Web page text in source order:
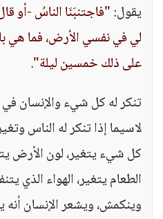
يقول:"فاجتنبَنَا الناسُ -أو
لي في نفسي الأرض، فما هي
على ذلك خمسين ليلة".
تنكر له كل شيء والإنسان في
لاسيما إذا تنكر له الناس
كل شيء يتغير، لون الأرض
الطعام يتغير، الهواء الذي
وينكمش، ويشعر الإنسان